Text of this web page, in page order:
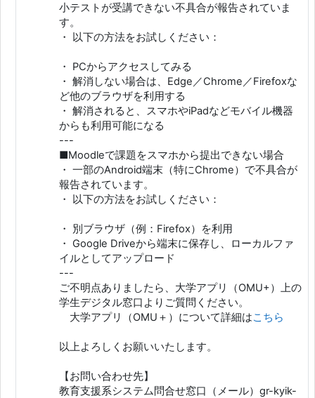
小テストが受講できない不具合が報告されていま
す。
・ 以下の方法をお試しください：
・ PCからアクセスしてみる
・ 解消しない場合は、Edge／Chrome／Firefoxな
ど他のブラウザを利用する
・ 解消されると、スマホやiPadなどモバイル機器
からも利用可能になる
---
■Moodleで課題をスマホから提出できない場合
・ 一部のAndroid端末（特にChrome）で不具合が
報告されています。
・ 以下の方法をお試しください：
・ 別ブラウザ（例：Firefox）を利用
・ Google Driveから端末に保存し、ローカルファ
イルとしてアップロード
---
ご不明点ありましたら、大学アプリ（OMU+）上の
学生デジタル窓口よりご質問ください。
大学アプリ（OMU＋）について詳細はこちら
以上よろしくお願いいたします。
【お問い合わせ先】
教育支援系システム問合せ窓口（メール）gr-kyik-